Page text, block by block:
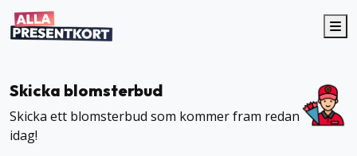
Skicka blomsterbud
Skicka ett blomsterbud som kommer fram redan
idag!